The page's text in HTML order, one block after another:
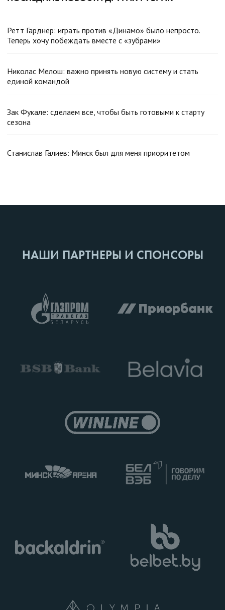
Ретт Гарднер: играть против «Динамо» было непросто.
Теперь хочу побеждать вместе с «зубрами»
Николас Мелош: важно принять новую систему и стать
единой командой
Зак Фукале: сделаем все, чтобы быть готовыми к старту
сезона
Станислав Галиев: Минск был для меня приоритетом
НАШИ ПАРТНЕРЫ И СПОНСОРЫ